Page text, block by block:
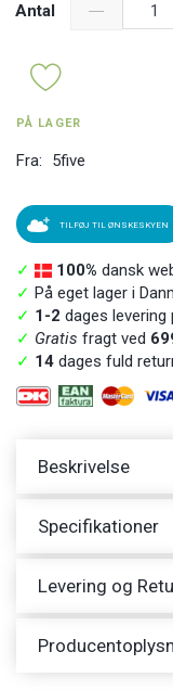
Antal
PÅ LAGER
Fra: 5five
TILFØJ TIL ØNSKESKYEN
✓ 100% dansk
✓ På eget lager i
✓ 1-2 dages levering
✓ Gratis fragt ved
✓ 14 dages fuld
Beskrivelse
Specifikationer
Levering og